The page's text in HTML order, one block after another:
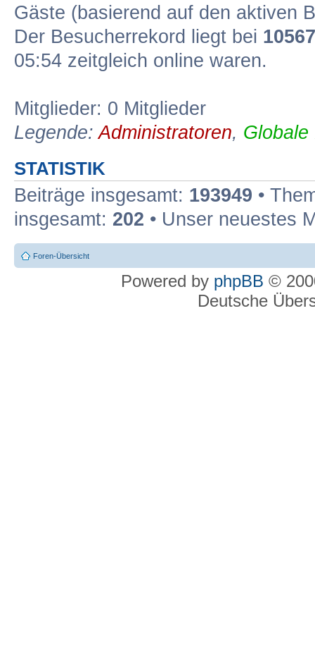
Gäste (basierend auf den aktiven
Der Besucherrekord liegt bei 10567
05:54 zeitgleich online waren.
Mitglieder: 0 Mitglieder
Legende:Administratoren, Globale
STATISTIK
Beiträge insgesamt: 193949 •
insgesamt: 202 • Unser neuestes
Foren-Übersicht
Powered by phpBB ©
Deutsche